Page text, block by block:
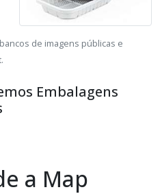
de imagens públicas e
Embalagens
a Map